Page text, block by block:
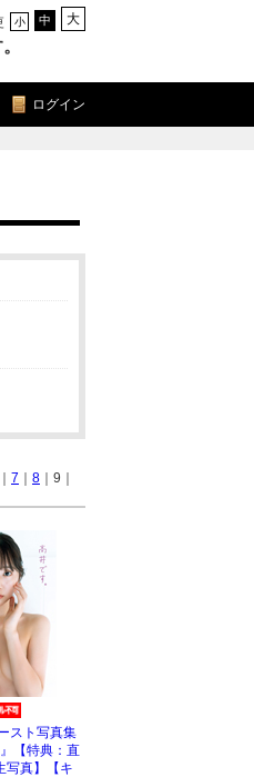
小 中 大
ログイン
7 8 ｜9｜
スト写真集
』【特典：直
写真】【キ